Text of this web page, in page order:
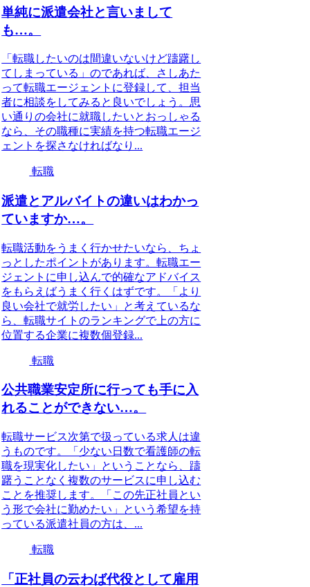
単純に派遣会社と言いまして
も…。
「転職したいのは間違いないけど躊躇し
てしまっている」のであれば、さしあた
って転職エージェントに登録して、担当
者に相談をしてみると良いでしょう。思
い通りの会社に就職したいとおっしゃる
なら、その職種に実績を持つ転職エージ
ェントを探さなければなり...
転職
派遣とアルバイトの違いはわかっ
ていますか…。
転職活動をうまく行かせたいなら、ちょ
っとしたポイントがあります。転職エー
ジェントに申し込んで的確なアドバイス
をもらえばうまく行くはずです。「より
良い会社で就労したい」と考えているな
ら、転職サイトのランキングで上の方に
位置する企業に複数個登録...
転職
公共職業安定所に行っても手に入
れることができない…。
転職サービス次第で扱っている求人は違
うものです。「少ない日数で看護師の転
職を現実化したい」ということなら、躊
躇うことなく複数のサービスに申し込む
ことを推奨します。「この先正社員とい
う形で会社に勤めたい」という希望を持
っている派遣社員の方は、...
転職
「正社員の云わば代役として雇用